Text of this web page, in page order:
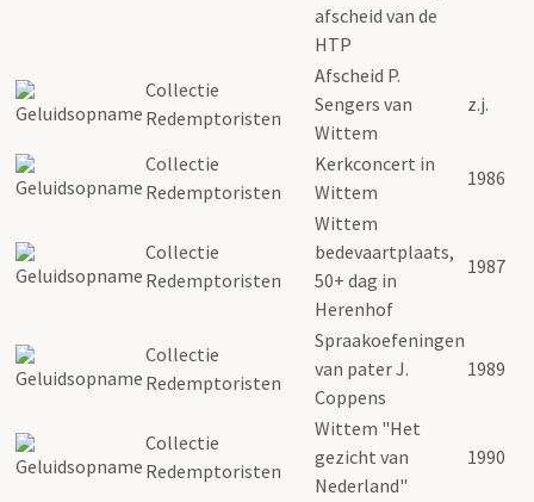
afscheid van de
HTP
Collectie
Redemptoristen
Afscheid P.
Sengers van
Wittem
z.j.
Collectie
Redemptoristen
Kerkconcert in
Wittem
1986
Collectie
Redemptoristen
Wittem
bedevaartplaats,
50+ dag in
Herenhof
1987
Collectie
Redemptoristen
Spraakoefeningen
van pater J.
Coppens
1989
Collectie
Redemptoristen
Wittem "Het
gezicht van
Nederland"
1990